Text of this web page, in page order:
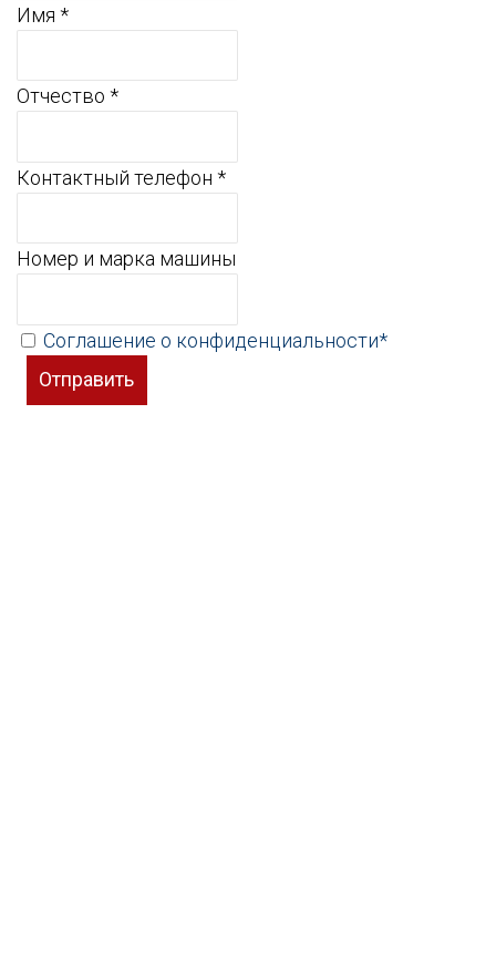
Имя *
Отчество *
Контактный телефон *
Номер и марка машины
Соглашение о конфиденциальности*